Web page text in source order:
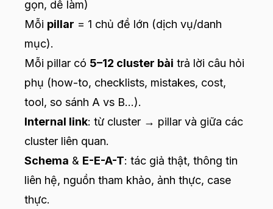
gọn, dễ làm)
Mỗi pillar = 1 chủ đề lớn (dịch vụ/danh
mục).
Mỗi pillar có 5–12 cluster bài trả lời câu hỏi
phụ (how-to, checklists, mistakes, cost,
tool, so sánh A vs B…).
Internal link: từ cluster → pillar và giữa các
cluster liên quan.
Schema & E-E-A-T: tác giả thật, thông tin
liên hệ, nguồn tham khảo, ảnh thực, case
thực.